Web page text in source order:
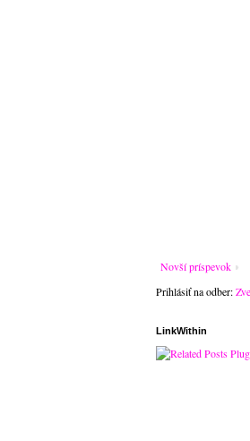
Novší príspevok
Prihlásiť na odber:
LinkWithin